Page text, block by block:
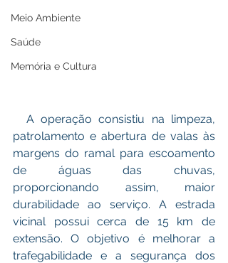
Meio Ambiente
Saúde
Memória e Cultura
patrolamento e abertura de valas às
margens do ramal para escoamento
de águas das chuvas,
proporcionando assim, maior
durabilidade ao serviço. A estrada
vicinal possui cerca de 15 km de
extensão. O objetivo é melhorar a
trafegabilidade e a segurança dos